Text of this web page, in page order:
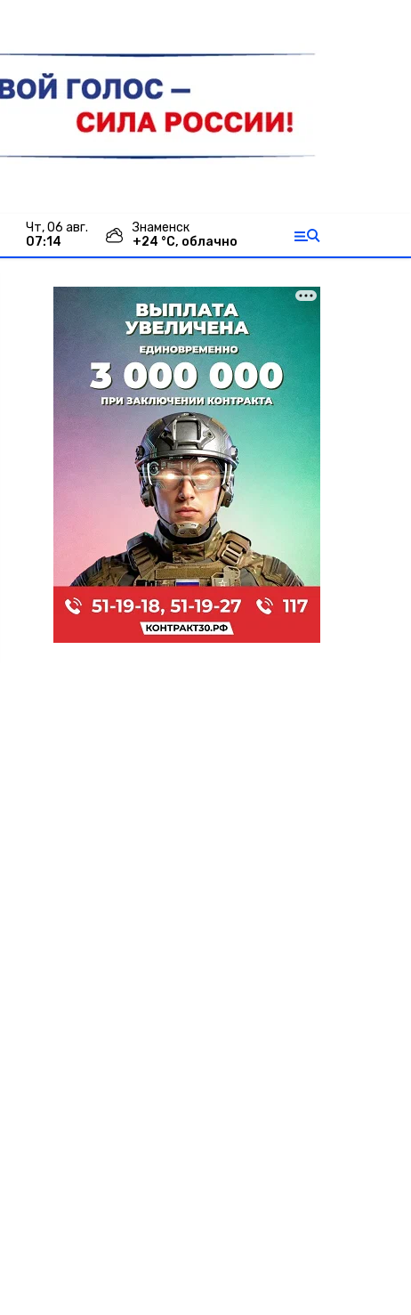
чт, 06 авг.
07:14
Знаменск
+24 °С, облачно